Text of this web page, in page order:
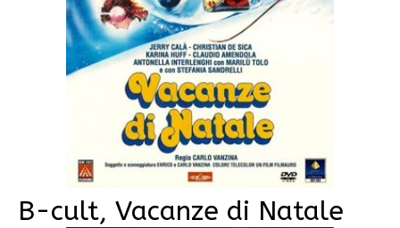
B-cult, Vacanze di Natale